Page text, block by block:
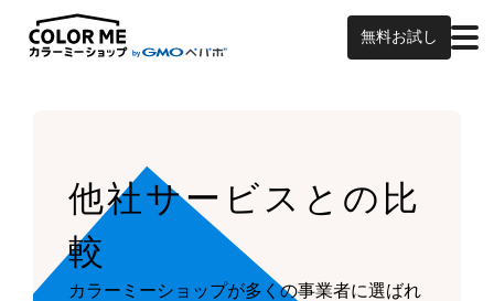
無料お試し
他社サービスとの比
較
カラーミーショップが多くの事業者に選ばれ